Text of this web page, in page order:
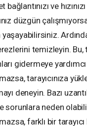
ve
düzgün
temizleyin. Bu,
gidermeye
tarayıcınıza
deneyin. Bazı
neden
farklı bir